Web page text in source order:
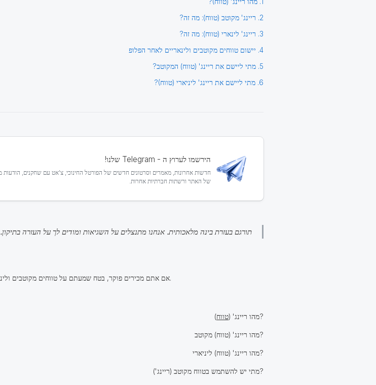
2. ריינג' מקוטב (טווח): מה זה?
3. ריינג' לינארי (טווח): מה זה?
4. יישום טווחים מקוטבים ולינאריים לאחר הפלופ
5. מתי ליישם את ריינג' (טווח) המקוטב?
6. מתי ליישם את ריינג' ליניארי (טווח)?
הירשמו לערוץ ה - Telegram שלנו!
של האתר ורשתות חברתיות אחרות.
תורגם בעזרת בינה מלאכותית. אנחנו מתנצלים על השגיאות ומודים לך על העזרה בתיקון.
אם אתם מכירים פוקר, בטח שמעתם על טווחים מקוטבים ולינאריים. אלה מושגי מפתח שחשוב להבין אם אתה רוצה להצליח במשחק.
מהו ריינג' (טווח )?
מהו ריינג' (טווח) מקוטב?
מהו ריינג' (טווח) ליניארי?
מתי יש להשתמש בטווח מקוטב (ריינג')?